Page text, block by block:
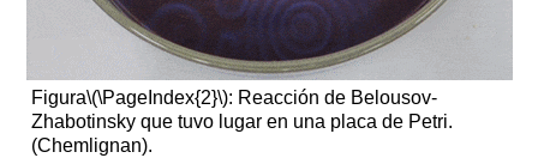
Figura\(\PageIndex{2}\): Reacción de Belousov-
Zhabotinsky que tuvo lugar en una placa de Petri.
(Chemlignan).